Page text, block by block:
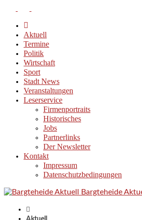
Aktuell
Termine
Politik
Wirtschaft
Sport
Stadt News
Veranstaltungen
Leserservice
Firmenportraits
Historisches
Jobs
Partnerlinks
Der Newsletter
Kontakt
Impressum
Datenschutzbedingungen
Bargteheide